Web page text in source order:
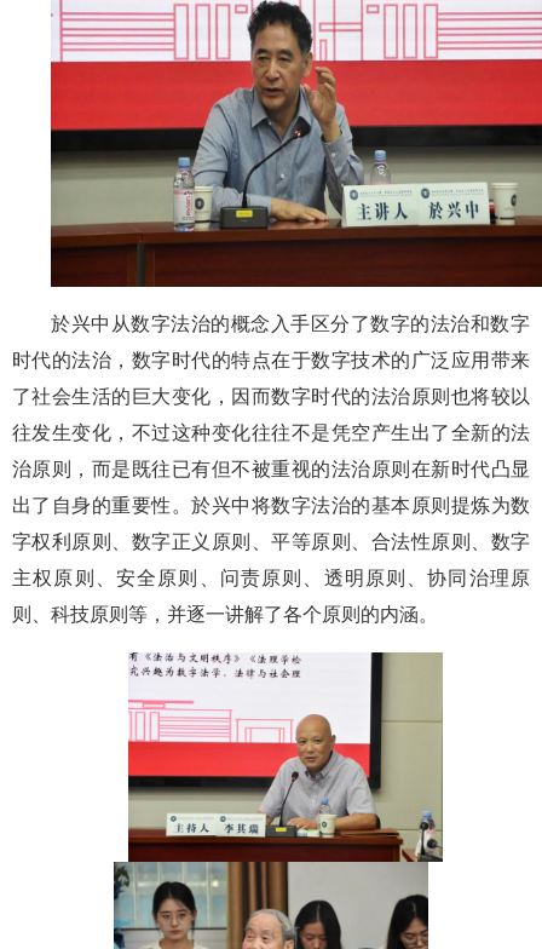
於兴中从数字法治的概念入手区分了数字的法治和数字
时代的法治，数字时代的特点在于数字技术的广泛应用带来
了社会生活的巨大变化，因而数字时代的法治原则也将较以
往发生变化，不过这种变化往往不是凭空产生出了全新的法
治原则，而是既往已有但不被重视的法治原则在新时代凸显
出了自身的重要性。於兴中将数字法治的基本原则提炼为数
字权利原则、数字正义原则、平等原则、合法性原则、数字
主权原则、安全原则、问责原则、透明原则、协同治理原
则、科技原则等，并逐一讲解了各个原则的内涵。